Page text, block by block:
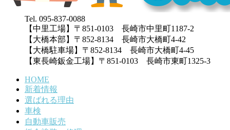
Tel. 095-837-0088
【中里工場】〒851-0103 長崎市中里町1187-2
【大橋本部】〒852-8134 長崎市大橋町4-42
【大橋駐車場】〒852-8134 長崎市大橋町4-45
【東長崎鈑金工場】〒851-0103 長崎市東町1325-3
HOME
新着情報
選ばれる理由
車検
自動車販売